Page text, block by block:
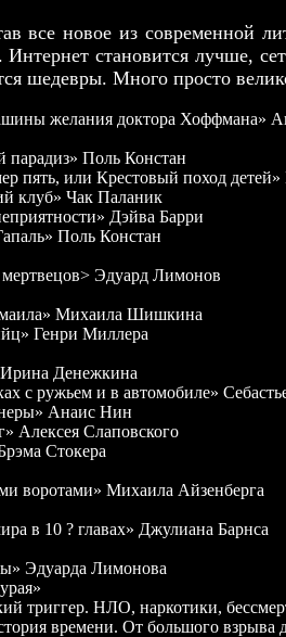
все новое из современной
Интернет становится лучше,
шедевры. Много просто
желания доктора Хоффмана»
парадиз» Поль Констан
пять, или Крестовый поход детей»
клуб» Чак Паланик
Дэйва Барри
Поль Констан
Эдуард Лимонов
Михаила Шишкина
Генри Миллера
Денежкина
с ружьем и в автомобиле»
Анаис Нин
Алексея Слаповского
Стокера
воротами» Михаила Айзенберга
в 10 ? главах» Джулиана Барнса
Эдуарда Лимонова
триггер. НЛО, наркотики,
времени. От большого